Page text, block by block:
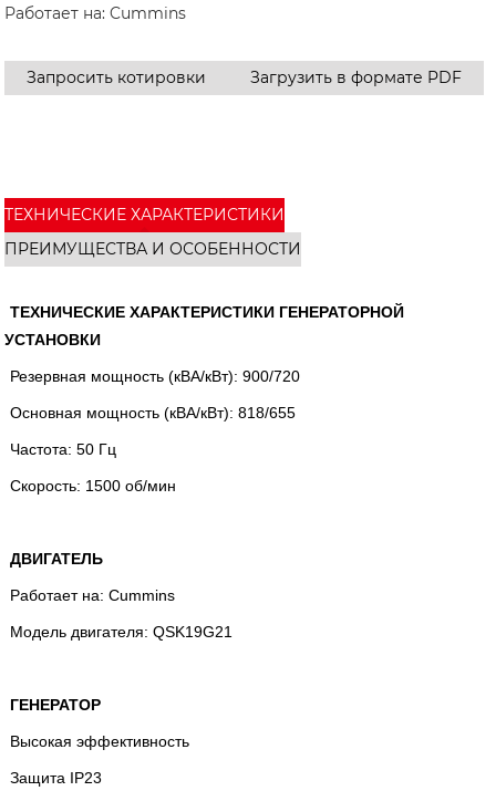
Работает на: Cummins
Запросить котировки Загрузить в формате PDF
ТЕХНИЧЕСКИЕ ХАРАКТЕРИСТИКИ
ПРЕИМУЩЕСТВА И ОСОБЕННОСТИ
ТЕХНИЧЕСКИЕ ХАРАКТЕРИСТИКИ ГЕНЕРАТОРНОЙ
УСТАНОВКИ
Резервная мощность (кВА/кВт): 900/720
Основная мощность (кВА/кВт): 818/655
Частота: 50 Гц
Скорость: 1500 об/мин
ДВИГАТЕЛЬ
Работает на: Cummins
Модель двигателя: QSK19G21
ГЕНЕРАТОР
Высокая эффективность
Защита IP23